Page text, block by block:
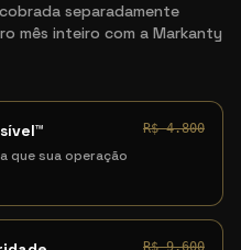
separadamente
mês inteiro com a Markanty
que sua operação
R$ 4.800
R$ 9.600